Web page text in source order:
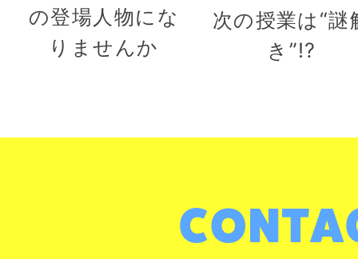
の登場人物にな
りませんか
次の授業は“謎
き”!?